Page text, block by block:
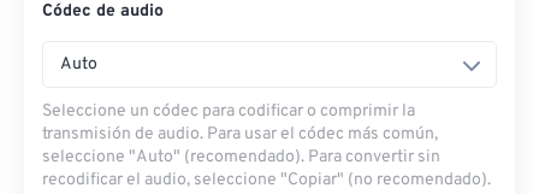
Desde URL
Códec de audio
Auto
Seleccione un códec para codificar o comprimir la
transmisión de audio. Para usar el códec más común,
seleccione "Auto" (recomendado). Para convertir sin
recodificar el audio, seleccione "Copiar" (no recomendado).